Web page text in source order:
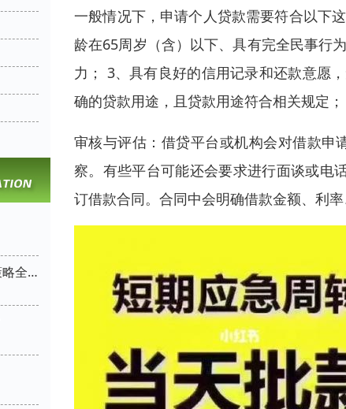
个人信用贷款需要什么手续和条件？申请策略全流程指南
一般情况下，申请个人贷款需要符合以下
龄在65周岁（含）以下、具有完全民事行
力； 3、具有良好的信用记录和还款意愿
确的贷款用途，且贷款用途符合相关规定；
审核与评估：借贷平台或机构会对借款申
察。有些平台可能还会要求进行面谈或电
订借款合同。合同中会明确借款金额、利